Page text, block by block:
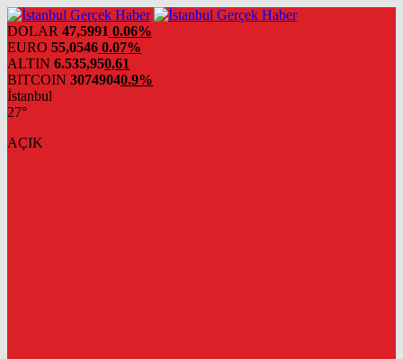
DOLAR 47,5991 0.06%
EURO 55,0546 0.07%
ALTIN 6.535,950,61
BITCOIN 30749040.9%
İstanbul
27°
AÇIK